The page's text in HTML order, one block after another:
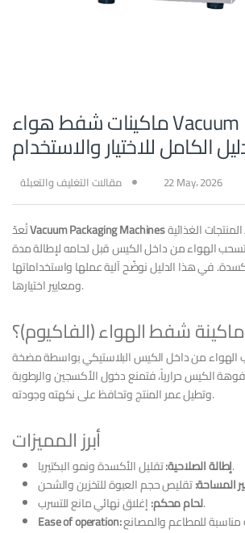
ماكينات شفط هواء Vacuum Packaging:
الكامل للاختيار والاستخدام
مقالات التغليف والتعبئة 22 May، 2026
تُعدّVacuum Packaging Machinesمن أهم حلول حفظ المنتجات الغذائية
تسحب الهواء من داخل الكيس قبل لحامه لإطالة مدة
في هذا الدليل نوضّح آلية عملها واستخداماتها
ومعايير اختيارها.
شفط الهواء (الفاكيوم)؟
الهواء من داخل الكيس البلاستيكي بواسطة مضخة
الكيس حرارياً، فتمنع دخول الأكسجين والرطوبة
وتطيل عمر المنتج وتحافظ على نكهته وجودته.
أبرز المميزات
إطالة الصلاحية:تقليل الأكسدة ونمو البكتيريا.
المساحة:
لحام محكم:إغلاق نهائي مانع للتسرب.
Ease of operation: